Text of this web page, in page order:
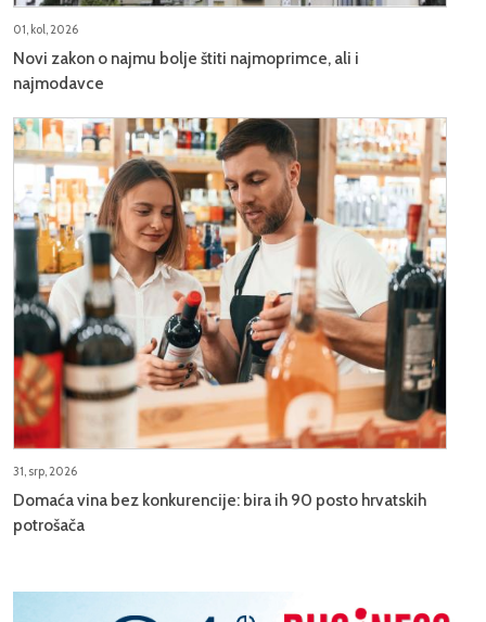
01, kol, 2026
Novi zakon o najmu bolje štiti najmoprimce, ali i
najmodavce
31, srp, 2026
Domaća vina bez konkurencije: bira ih 90 posto hrvatskih
potrošača